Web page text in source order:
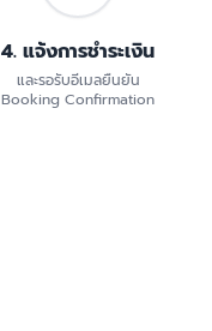
4. แจ้งการชำระเงิน
และรอรับอีเมลยืนยัน
Booking Confirmation